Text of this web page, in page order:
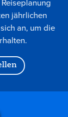
jährlichen
an, um die